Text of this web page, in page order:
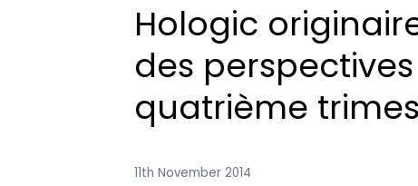
Hologic
des
quatrième
11th November 2014